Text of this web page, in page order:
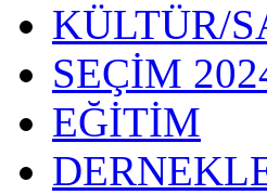
KÜLTÜR/
SEÇİM
EĞİTİM